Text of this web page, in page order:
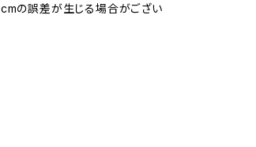
の誤差が生じる場合がござい